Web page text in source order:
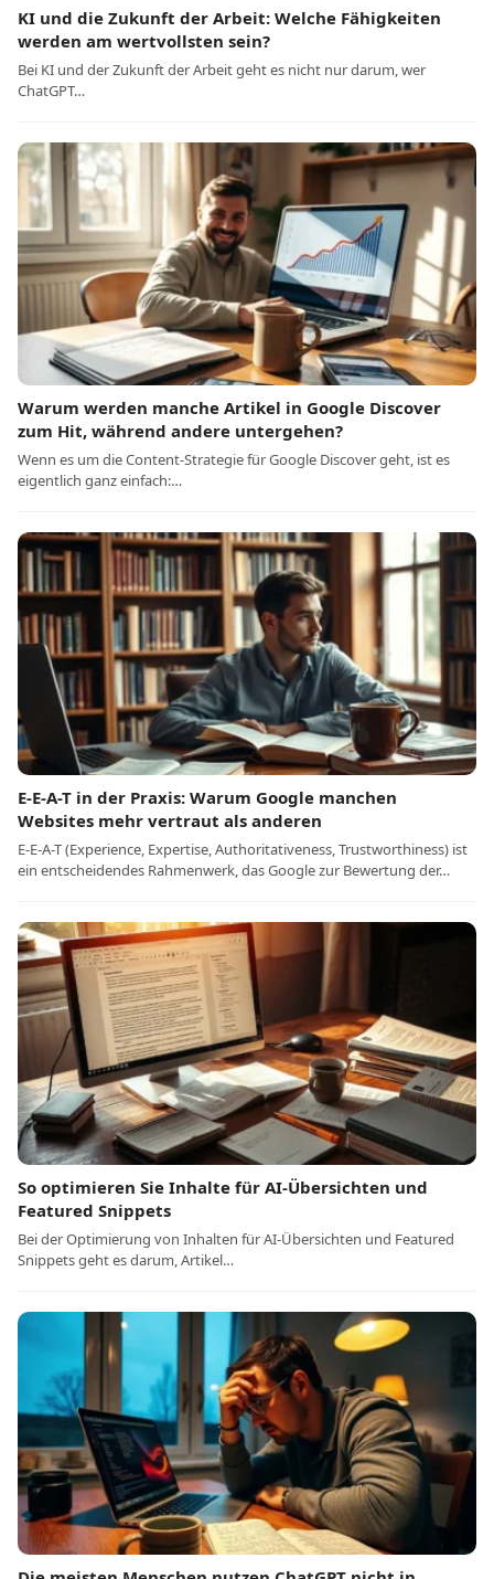
KI und die Zukunft der Arbeit: Welche Fähigkeiten
werden am wertvollsten sein?
Bei KI und der Zukunft der Arbeit geht es nicht nur darum, wer
ChatGPT…
Warum werden manche Artikel in Google Discover
zum Hit, während andere untergehen?
Wenn es um die Content-Strategie für Google Discover geht, ist es
eigentlich ganz einfach:…
E-E-A-T in der Praxis: Warum Google manchen
Websites mehr vertraut als anderen
E-E-A-T (Experience, Expertise, Authoritativeness, Trustworthiness) ist
ein entscheidendes Rahmenwerk, das Google zur Bewertung der…
So optimieren Sie Inhalte für AI-Übersichten und
Featured Snippets
Bei der Optimierung von Inhalten für AI-Übersichten und Featured
Snippets geht es darum, Artikel…